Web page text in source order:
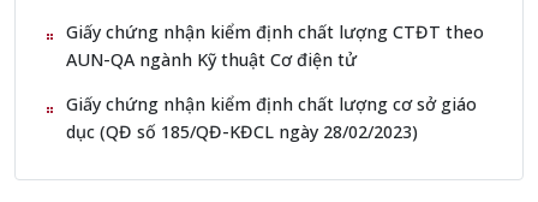
Giấy chứng nhận kiểm định chất lượng CTĐT theo
AUN-QA ngành Kỹ thuật Cơ điện tử
Giấy chứng nhận kiểm định chất lượng cơ sở giáo
dục (QĐ số 185/QĐ-KĐCL ngày 28/02/2023)